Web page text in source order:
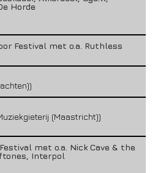
Horde
Festival met o.a. Ruthless
(Maastricht))
met o.a. Nick Cave & the
Interpol